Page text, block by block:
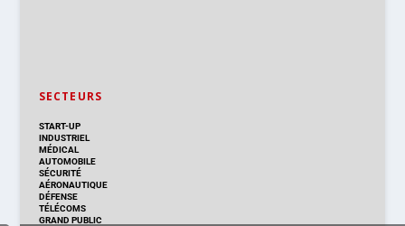
SECTEURS
START-UP
INDUSTRIEL
MÉDICAL
AUTOMOBILE
SÉCURITÉ
AÉRONAUTIQUE
DÉFENSE
TÉLÉCOMS
GRAND PUBLIC